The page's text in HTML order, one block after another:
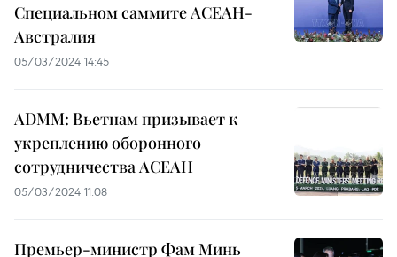
Специальном саммите АСЕАН-
Австралия
05/03/2024 14:45
ADMM: Вьетнам призывает к
укреплению оборонного
сотрудничества АСЕАН
05/03/2024 11:08
Премьер-министр Фам Минь